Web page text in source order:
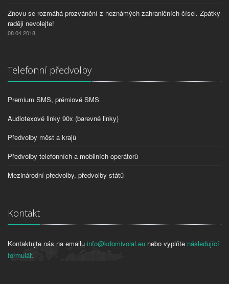
Znovu se rozmáhá prozvánění z neznámých zahraničních čísel. Zpátky
raději nevolejte!
08.04.2018
Telefonní předvolby
Premium SMS, prémiové SMS
Audiotexové linky 90x (barevné linky)
Předvolby měst a krajů
Předvolby telefonních a mobilních operátorů
Mezinárodní předvolby, předvolby států
Kontakt
Kontaktujte nás na emailu info@kdomivolal.eu nebo vyplňte následující
formulář.